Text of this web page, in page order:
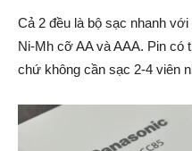
Cả 2 đều là bộ sạc nhanh
Ni-Mh cỡ AA và AAA. Pin
chứ không cần sạc 2-4 viên